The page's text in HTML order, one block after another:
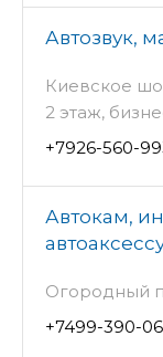
Автозвук,
Киевское
2 этаж,
+7926-560-
Автокам,
Огородный
+7499-390-